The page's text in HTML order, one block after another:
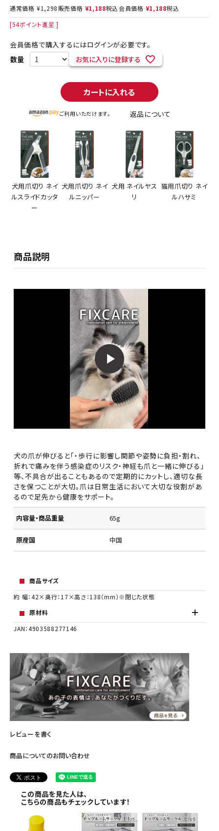
通常価格 ¥1,298 販売価格 ¥1,188税込会員価格 ¥1,188税込
[54ポイント進呈 ]
会員価格で購入するにはログインが必要です。
お気に入りに登録する
カートに入れる
ご利用いただけます。 返品について
犬用爪切り ネイ
ルスライドカッタ
ー
犬用爪切り ネイ
ルニッパー
犬用 ネイルヤス
リ
猫用爪切り ネイ
ルハサミ
商品説明
犬の爪が伸びると「・歩行に影響し関節や姿勢に負担・割れ、
折れで痛みを伴う感染症のリスク・神経も爪と一緒に伸びる」
等、不具合が出ることもあるので定期的にカットし、適切な長
さを保つことが大切。爪は日常生活において大切な役割があ
るので足先から健康をサポート。
内容量・商品重量 65g
原産国 中国
商品サイズ
約 幅：42×奥行：17×高さ：138（mm）※閉じた状態
原材料
JAN：4903588277146
レビューを書く
商品についてのお問い合わせ
この商品を見た人は、
こちらの商品もチェックしています！